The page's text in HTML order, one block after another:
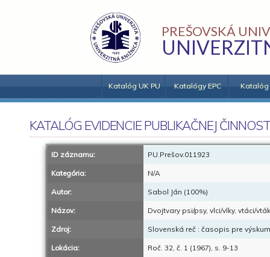
PREŠOVSKÁ
Katalóg UK PU Katalógy EPC Katalóg
KATALÓG EVIDENCIE PUBLIKAČNEJ
ID záznamu: PU.Prešov.011923
Kategória: N/A
Autor: Sabol Ján (100%)
Názov: Dvojtvary psi/psy, vlci/vlky, vtáci/
Zdroj: Slovenská reč : časopis pre
Lokácia: Roč. 32, č. 1 (1967), s. 9-13